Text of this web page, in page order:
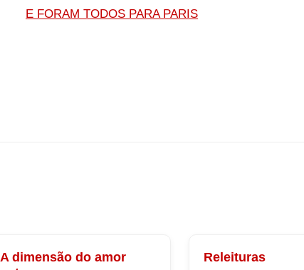
E FORAM TODOS PARA PARIS
A dimensão do amor
Releituras